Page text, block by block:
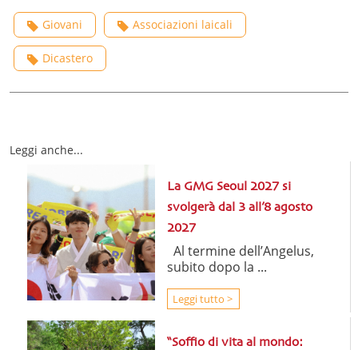
Giovani Associazioni laicali
Dicastero
Leggi anche...
La GMG Seoul 2027 si
svolgerà dal 3 all’8 agosto
2027
Al termine dell’Angelus,
subito dopo la ...
Leggi tutto >
“Soffio di vita al mondo: